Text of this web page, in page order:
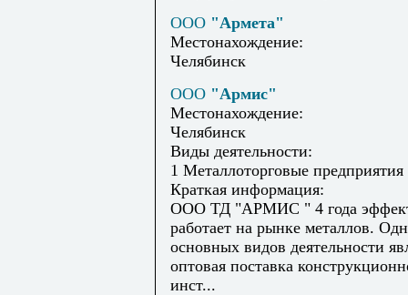
ООО "Армета"
Местонахождение:
Челябинск
ООО "Армис"
Местонахождение:
Челябинск
Виды деятельности:
1 Металлоторговые
Краткая информация:
ООО ТД "АРМИС " 4 года
работает на рынке металлов.
основных видов деятельности
оптовая поставка
инст...